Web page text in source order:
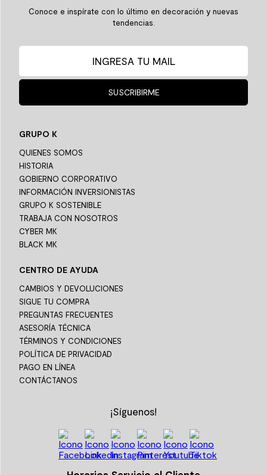
Conoce e inspírate con lo último en decoración y nuevas
tendencias.
SUSCRIBIRME
GRUPO K
QUIENES SOMOS
HISTORIA
GOBIERNO CORPORATIVO
INFORMACIÓN INVERSIONISTAS
GRUPO K SOSTENIBLE
TRABAJA CON NOSOTROS
CYBER MK
BLACK MK
CENTRO DE AYUDA
CAMBIOS Y DEVOLUCIONES
SIGUE TU COMPRA
PREGUNTAS FRECUENTES
ASESORÍA TÉCNICA
TÉRMINOS Y CONDICIONES
POLÍTICA DE PRIVACIDAD
PAGO EN LÍNEA
CONTÁCTANOS
¡Síguenos!